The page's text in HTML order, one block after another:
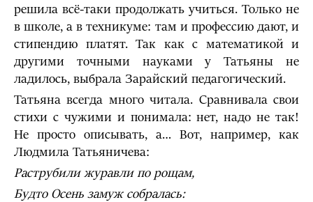
решила всё-таки продолжать учиться. Только не
в школе, а в техникуме: там и профессию дают, и
стипендию платят. Так как с математикой и
другими точными науками у Татьяны не
ладилось, выбрала Зарайский педагогический.
Татьяна всегда много читала. Сравнивала свои
стихи с чужими и понимала: нет, надо не так!
Не просто описывать, а… Вот, например, как
Людмила Татьяничева:
Раструбили журавли по рощам,
Будто Осень замуж собралась: